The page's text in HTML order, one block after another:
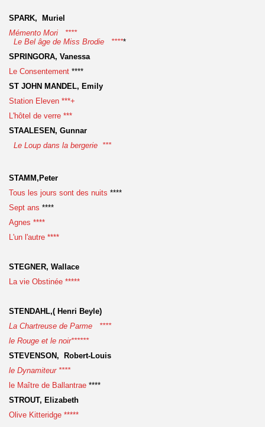
SPARK, Muriel
Mémento Mori ****
Le Bel âge de Miss Brodie *****
SPRINGORA, Vanessa
Le Consentement ****
ST JOHN MANDEL, Emily
Station Eleven ***+
L'hôtel de verre ***
STAALESEN, Gunnar
Le Loup dans la bergerie ***
STAMM,Peter
Tous les jours sont des nuits ****
Sept ans ****
Agnes ****
L'un l'autre ****
STEGNER, Wallace
La vie Obstinée *****
STENDAHL,( Henri Beyle)
La Chartreuse de Parme ****
le Rouge et le noir******
STEVENSON, Robert-Louis
le Dynamiteur ****
le Maître de Ballantrae ****
STROUT, Elizabeth
Olive Kitteridge *****